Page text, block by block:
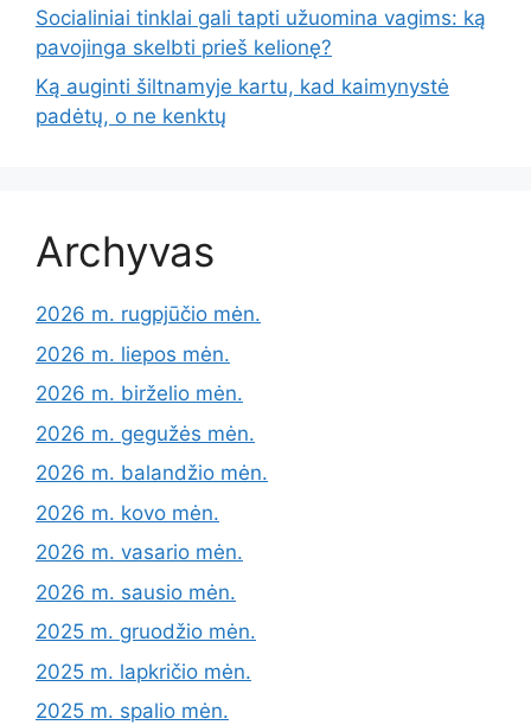
Socialiniai tinklai gali tapti užuomina vagims: ką
pavojinga skelbti prieš kelionę?
Ką auginti šiltnamyje kartu, kad kaimynystė
padėtų, o ne kenktų
Archyvas
2026 m. rugpjūčio mėn.
2026 m. liepos mėn.
2026 m. birželio mėn.
2026 m. gegužės mėn.
2026 m. balandžio mėn.
2026 m. kovo mėn.
2026 m. vasario mėn.
2026 m. sausio mėn.
2025 m. gruodžio mėn.
2025 m. lapkričio mėn.
2025 m. spalio mėn.